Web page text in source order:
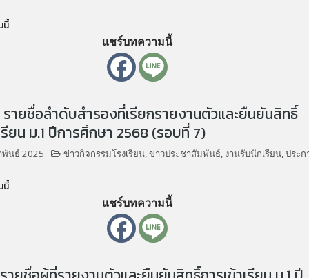
นี้
แชร์บทความนี้
รายชื่อลำดับสำรองที่เรียกรายงานตัวและยืนยันสิทธิ์
รียน ม.1 ปีการศึกษา 2568 (รอบที่ 7)
นธ์ 2025 ข่าวกิจกรรมโรงเรียน ,ข่าวประชาสัมพันธ์ งานรับนักเรียน ,ประก
นี้
แชร์บทความนี้